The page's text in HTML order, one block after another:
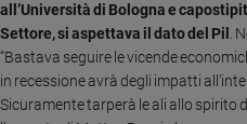
Parola
del
giorno
del
all’Università di Bologna e
Settore, si aspettava il dato del Pil .
“Bastava seguire le vicende
in recessione avrà degli impatti
Sicuramente tarperà le ali allo spirito